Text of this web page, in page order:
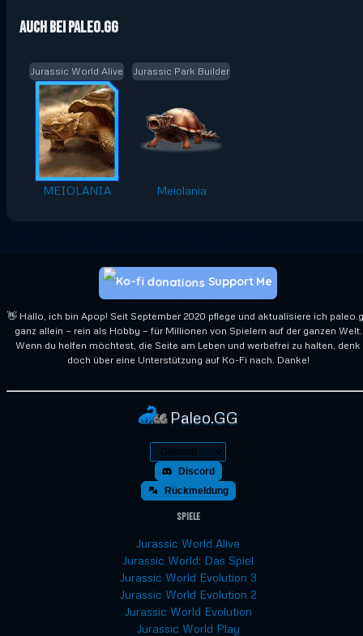
Auch bei Paleo.GG
Jurassic World Alive
MEIOLANIA
Jurassic Park Builder
Meiolania
👋 Hallo, ich bin Apop! Seit September 2020 pflege und aktualisiere ich
ganz allein — rein als Hobby — für Millionen von Spielern auf der ganzen Welt.
Wenn du helfen möchtest, die Seite am Leben und werbefrei zu halten, denk
doch über eine Unterstützung auf Ko-Fi nach. Danke!
Support Me
Paleo.GG
Discord
Rückmeldung
Spiele
Jurassic World Alive
Jurassic World: Das Spiel
Jurassic World Evolution 3
Jurassic World Evolution 2
Jurassic World Evolution
Jurassic World Play